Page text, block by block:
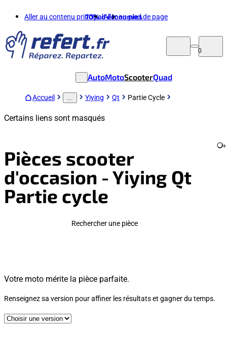
Aller au contenu principalAller au pied de page
70%d'économies
0
AutoMotoScooterQuad
Accueil Yiying Qt Partie Cycle
Certains liens sont masqués
Pièces scooter
d'occasion - Yiying Qt
Partie cycle
+
Rechercher une pièce
Votre moto mérite la pièce parfaite.
Renseignez sa version pour affiner les résultats et gagner du temps.